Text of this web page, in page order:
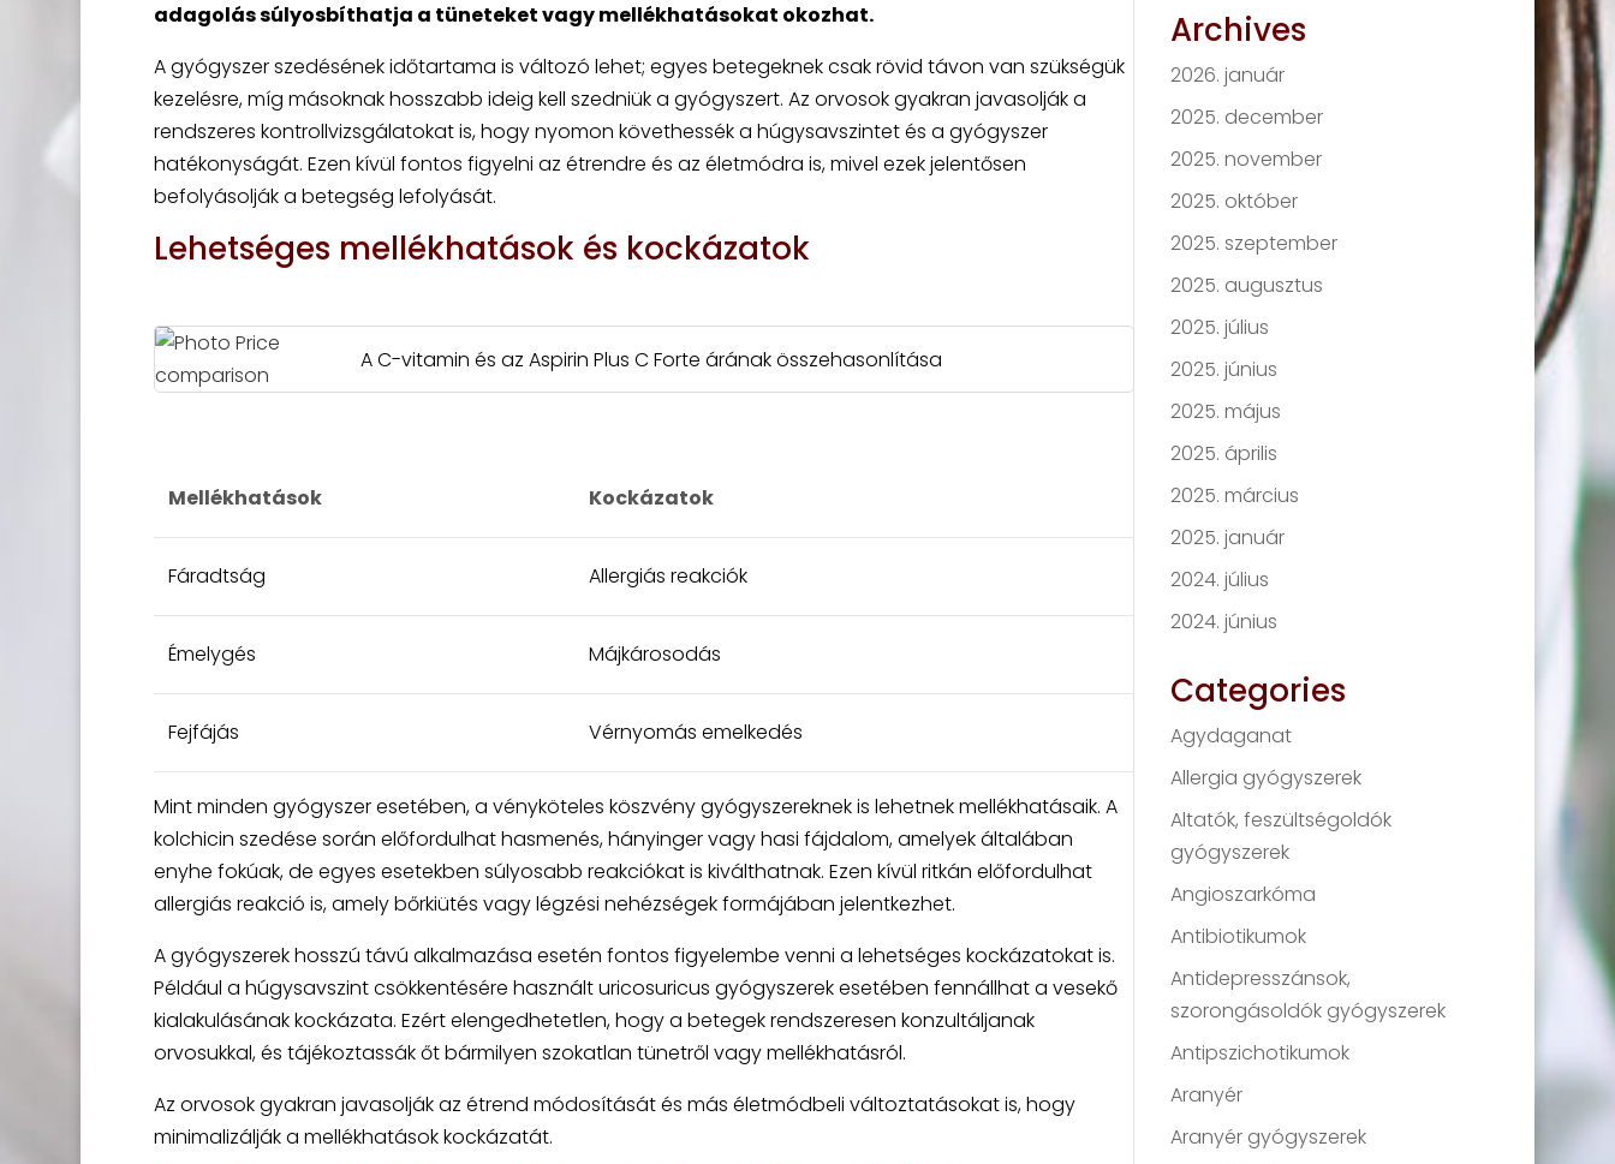
adagolás súlyosbíthatja a tüneteket vagy mellékhatásokat okozhat.
A gyógyszer szedésének időtartama is változó lehet; egyes betegeknek csak rövid távon van szükségük
kezelésre, míg másoknak hosszabb ideig kell szedniük a gyógyszert. Az orvosok gyakran javasolják a
rendszeres kontrollvizsgálatokat is, hogy nyomon követhessék a húgysavszintet és a gyógyszer
hatékonyságát. Ezen kívül fontos figyelni az étrendre és az életmódra is, mivel ezek jelentősen
befolyásolják a betegség lefolyását.
Lehetséges mellékhatások és kockázatok
A C-vitamin és az Aspirin Plus C Forte árának összehasonlítása
Mellékhatások Kockázatok
Fáradtság Allergiás reakciók
Émelygés Májkárosodás
Fejfájás Vérnyomás emelkedés
Mint minden gyógyszer esetében, a vényköteles köszvény gyógyszereknek is lehetnek mellékhatásaik. A
kolchicin szedése során előfordulhat hasmenés, hányinger vagy hasi fájdalom, amelyek általában
enyhe fokúak, de egyes esetekben súlyosabb reakciókat is kiválthatnak. Ezen kívül ritkán előfordulhat
allergiás reakció is, amely bőrkiütés vagy légzési nehézségek formájában jelentkezhet.
A gyógyszerek hosszú távú alkalmazása esetén fontos figyelembe venni a lehetséges kockázatokat is.
Például a húgysavszint csökkentésére használt uricosuricus gyógyszerek esetében fennállhat a vesekő
kialakulásának kockázata. Ezért elengedhetetlen, hogy a betegek rendszeresen konzultáljanak
orvosukkal, és tájékoztassák őt bármilyen szokatlan tünetről vagy mellékhatásról.
Az orvosok gyakran javasolják az étrend módosítását és más életmódbeli változtatásokat is, hogy
minimalizálják a mellékhatások kockázatát.
Archives
2026. január
2025. december
2025. november
2025. október
2025. szeptember
2025. augusztus
2025. július
2025. június
2025. május
2025. április
2025. március
2025. január
2024. július
2024. június
Categories
Agydaganat
Allergia gyógyszerek
Altatók, feszültségoldók
gyógyszerek
Angioszarkóma
Antibiotikumok
Antidepresszánsok,
szorongásoldók gyógyszerek
Antipszichotikumok
Aranyér
Aranyér gyógyszerek